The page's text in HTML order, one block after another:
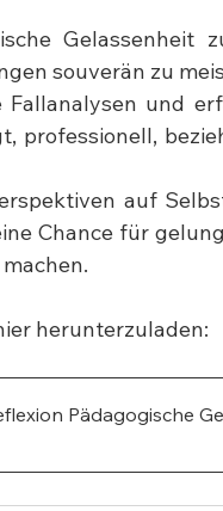
Gelassenheit
souverän zu
und
professionell,
auf
Chance für
herunterzuladen:
Pädagogische